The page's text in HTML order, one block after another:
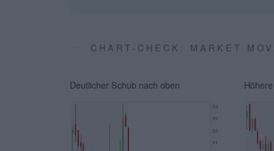
CHART-CHECK: MARKET
Deutlicher Schub nach oben